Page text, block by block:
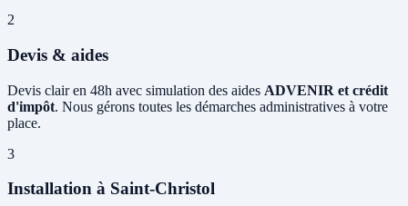
2
Devis & aides
Devis clair en 48h avec simulation des aides ADVENIR et crédit
d'impôt. Nous gérons toutes les démarches administratives à votre
place.
3
Installation à Saint-Christol